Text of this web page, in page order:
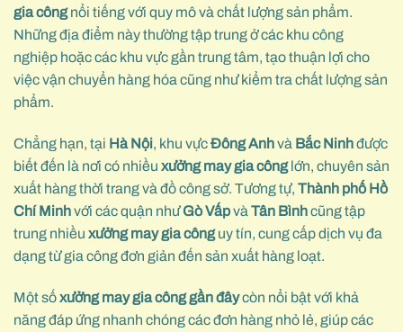
gia côngnổi tiếng với quy mô và chất lượng sản phẩm.
Những địa điểm này thường tập trung ở các khu công
nghiệp hoặc các khu vực gần trung tâm, tạo thuận lợi cho
việc vận chuyển hàng hóa cũng như kiểm tra chất lượng sản
phẩm.
Chẳng hạn, tại Hà Nội, khu vựcĐông Anhvà Bắc Ninhđược
biết đến là nơi có nhiều xưởng may gia cônglớn, chuyên sản
xuất hàng thời trang và đồ công sở. Tương tự, Thành phố Hồ
Chí Minhvới các quận nhưGò Vấpvà Tân Bìnhcũng tập
trung nhiều xưởng may gia cônguy tín, cung cấp dịch vụ đa
dạng từ gia công đơn giản đến sản xuất hàng loạt.
Một sốxưởng may gia công gần đâycòn nổi bật với khả
năng đáp ứng nhanh chóng các đơn hàng nhỏ lẻ, giúp các